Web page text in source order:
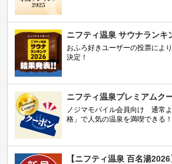
ニフティ温泉 サウナランキ
おふろ好きユーザーの投票によ
決定！
ニフティ温泉プレミアムク
ノジマモバイル会員向け 通常
格」で人気の温泉を満喫できる！
【ニフティ温泉 百名湯2026